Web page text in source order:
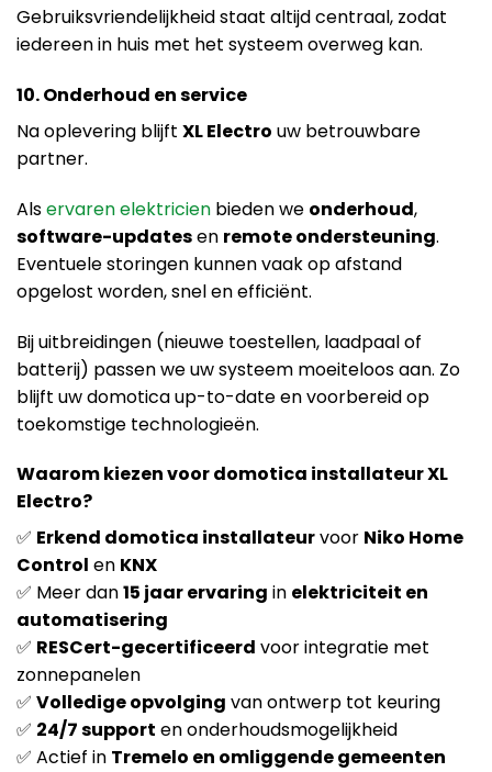
Gebruiksvriendelijkheid staat altijd centraal, zodat
iedereen in huis met het systeem overweg kan.
10. Onderhoud en service
Na oplevering blijft XL Electro uw betrouwbare
partner.
Alservaren elektricien bieden we onderhoud,
software-updatesen remote ondersteuning.
Eventuele storingen kunnen vaak op afstand
opgelost worden, snel en efficiënt.
Bij uitbreidingen (nieuwe toestellen, laadpaal of
batterij) passen we uw systeem moeiteloos aan. Zo
blijft uw domotica up-to-date en voorbereid op
toekomstige technologieën.
Waarom kiezen voor domotica installateur XL
Electro?
✅ Erkend domotica installateurvoor Niko Home
Control en KNX
✅ Meer dan15 jaar ervaring in elektriciteit en
automatisering
✅ RESCert-gecertificeerd voor integratie met
zonnepanelen
✅ Volledige opvolging van ontwerp tot keuring
✅ 24/7 support en onderhoudsmogelijkheid
✅ Actief in Tremelo en omliggende gemeenten